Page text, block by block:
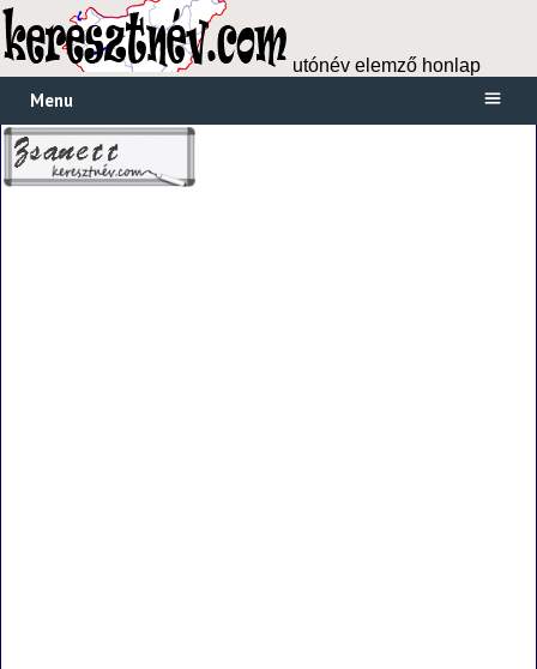
utónév elemző honlap
Menu